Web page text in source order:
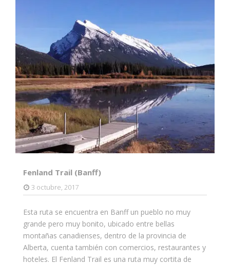
Fenland Trail (Banff)
3 octubre, 2017
Esta ruta se encuentra en Banff un pueblo no muy
grande pero muy bonito, ubicado entre bellas
montañas canadienses, dentro de la provincia de
Alberta, cuenta también con comercios, restaurantes y
hoteles. El Fenland Trail es una ruta muy cortita de